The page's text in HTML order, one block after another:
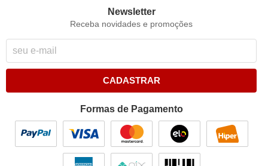
Newsletter
Receba novidades e promoções
CADASTRAR
Formas de Pagamento